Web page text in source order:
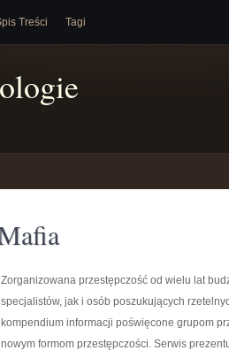
Treści Tagi
Zorganizowana przestępczość od wielu lat
specjalistów, jak i osób poszukujących
kompendium informacji poświęcone grupom
nowym formom przestępczości. Serwis